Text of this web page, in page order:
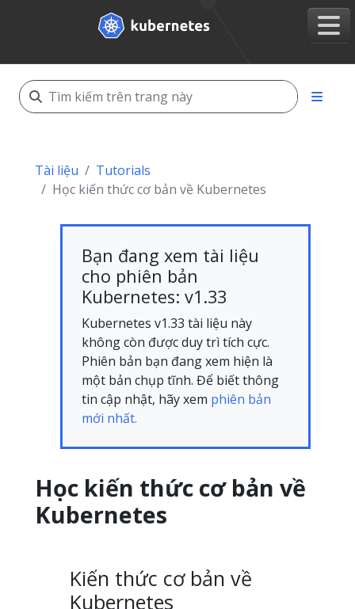
Tài liệu
Tutorials
Học kiến thức cơ bản về Kubernetes
Bạn đang xem tài liệu
cho phiên bản
Kubernetes: v1.33
Kubernetes v1.33 tài liệu này
không còn được duy trì tích cực.
Phiên bản bạn đang xem hiện là
một bản chụp tĩnh. Để biết thông
tin cập nhật, hãy xem phiên bản
mới nhất.
Học kiến thức cơ bản về
Kubernetes
Kiến thức cơ bản về
Kubernetes